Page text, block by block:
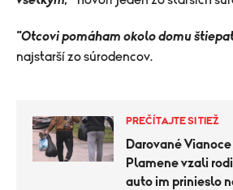
"Otcovi pomáham okolo domu
najstarší zo súrodencov.
PREČÍTAJTE SI TIEŽ
Darované
Plamene vzali
auto im prinieslo